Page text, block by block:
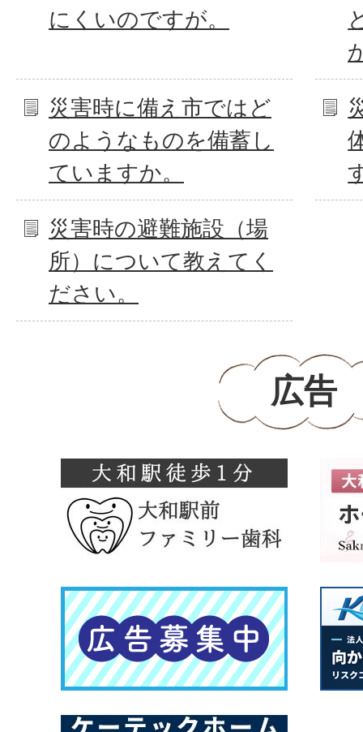
にくいのですが。
災害時に備え市ではど
のようなものを備蓄し
ていますか。
災害時の避難施設（場
所）について教えてく
ださい。
広告